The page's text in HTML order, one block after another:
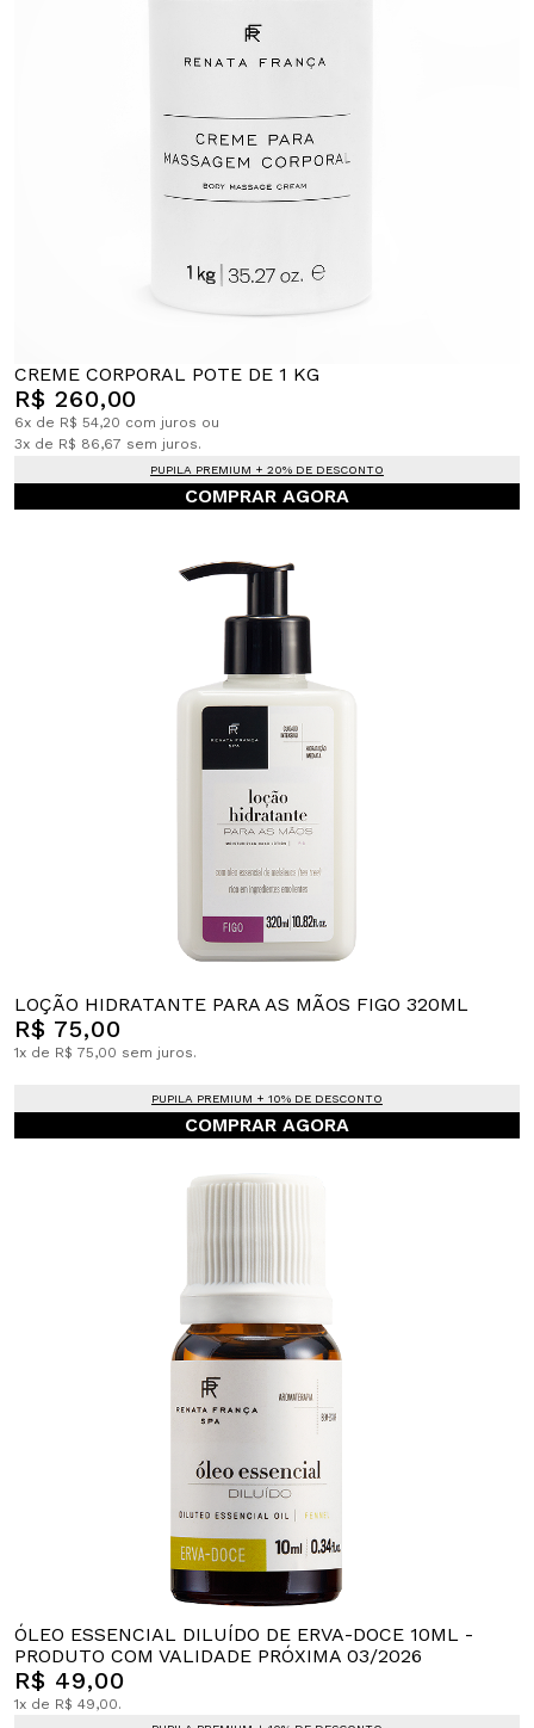
CREME CORPORAL POTE DE 1 KG
R$ 260,00
6x de R$ 54,20 com juros ou
3x de R$ 86,67 sem juros.
PUPILA PREMIUM + 20% DE DESCONTO
COMPRAR AGORA
LOÇÃO HIDRATANTE PARA AS MÃOS FIGO 320ML
R$ 75,00
1x de R$ 75,00 sem juros.
PUPILA PREMIUM + 10% DE DESCONTO
COMPRAR AGORA
ÓLEO ESSENCIAL DILUÍDO DE ERVA-DOCE 10ML -
PRODUTO COM VALIDADE PRÓXIMA 03/2026
R$ 49,00
1x de R$ 49,00.